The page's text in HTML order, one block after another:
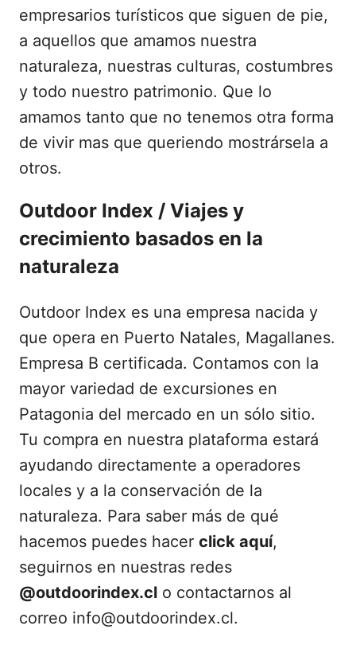
empresarios turísticos que siguen de pie,
a aquellos que amamos nuestra
naturaleza, nuestras culturas, costumbres
y todo nuestro patrimonio. Que lo
amamos tanto que no tenemos otra forma
de vivir mas que queriendo mostrársela a
otros.
Outdoor Index / Viajes y
crecimiento basados en la
naturaleza
Outdoor Index es una empresa nacida y
que opera en Puerto Natales, Magallanes.
Empresa B certificada. Contamos con la
mayor variedad de excursiones en
Patagonia del mercado en un sólo sitio.
Tu compra en nuestra plataforma estará
ayudando directamente a operadores
locales y a la conservación de la
naturaleza. Para saber más de qué
hacemos puedes hacer click aquí,
seguirnos en nuestras redes
@outdoorindex.cl o contactarnos al
correo info@outdoorindex.cl.